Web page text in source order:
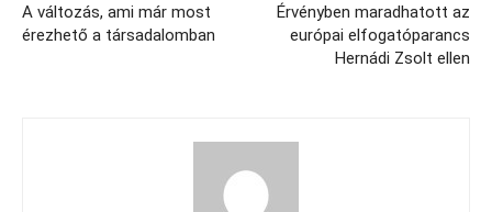
A változás, ami már most
érezhető a társadalomban
Érvényben maradhatott az
európai elfogatóparancs
Hernádi Zsolt ellen